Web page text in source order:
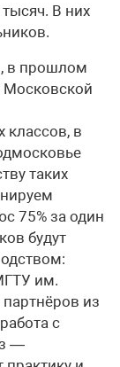
В них
в прошлом
Московской
в
таких
75% за один
будут
им.
из
с
—